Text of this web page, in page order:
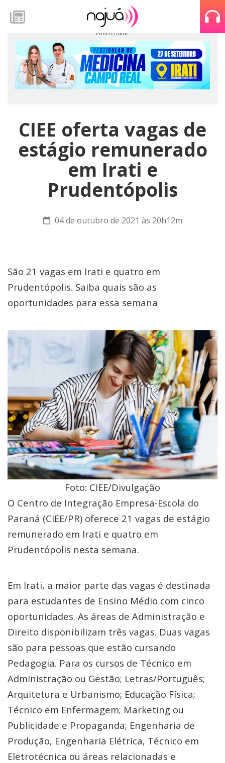
CIEE oferta vagas de
estágio remunerado
em Irati e
Prudentópolis
04 de outubro de 2021 às 20h12m
São 21 vagas em Irati e quatro em
Prudentópolis. Saiba quais são as
oportunidades para essa semana
Foto: CIEE/Divulgação
O Centro de Integração Empresa-Escola do
Paraná (CIEE/PR) oferece 21 vagas de estágio
remunerado em Irati e quatro em
Prudentópolis nesta semana.
Em Irati, a maior parte das vagas é destinada
para estudantes de Ensino Médio com cinco
oportunidades. As áreas de Administração e
Direito disponibilizam três vagas. Duas vagas
são para pessoas que estão cursando
Pedagogia. Para os cursos de Técnico em
Administração ou Gestão; Letras/Português;
Arquitetura e Urbanismo; Educação Física;
Técnico em Enfermagem; Marketing ou
Publicidade e Propaganda; Engenharia de
Produção, Engenharia Elétrica, Técnico em
Eletrotécnica ou áreas relacionadas e